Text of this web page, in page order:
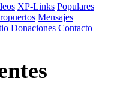
XP-Links Populares
Mensajes
Donaciones Contacto